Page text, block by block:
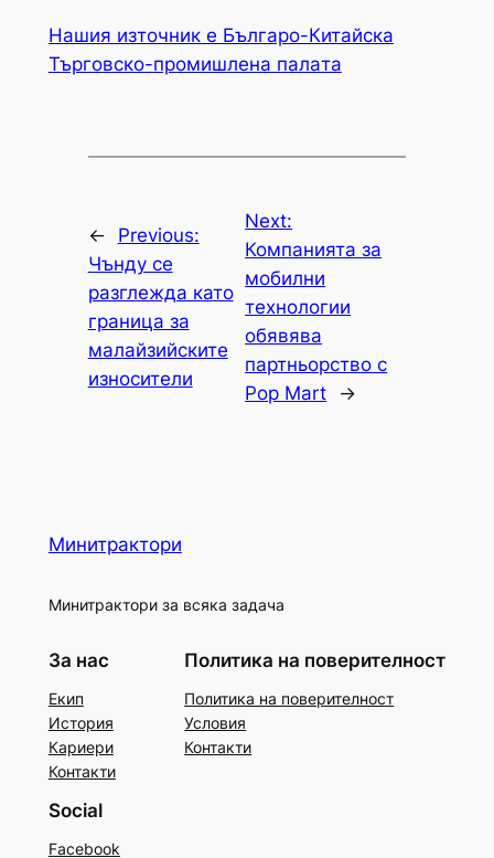
Нашия източник е Българо-Китайска
Търговско-промишлена палaта
←
Previous:
Чънду се
разглежда като
граница за
малайзийските
износители
Next:
Компанията за
мобилни
технологии
обявява
партньорство с
Pop Mart
→
Минитрактори
Минитрактори за всяка задача
За нас
Екип
История
Кариери
Контакти
Политика на поверителност
Политика на поверителност
Условия
Контакти
Social
Facebook